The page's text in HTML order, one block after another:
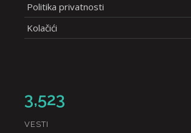
Politika privatnosti
Kolačići
3,523
VESTI